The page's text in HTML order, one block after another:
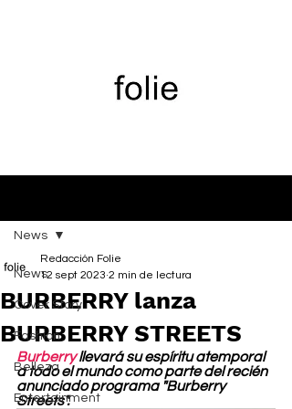
News
Cover Story
Fashion
Belleza
Entertainment
News
BURBERRY lanza
BURBERRY STREETS
Redacción Folie
12 sept 2023 2 min de lectura
Burberry llevará su espíritu atemporal
a todo el mundo como parte del recién
anunciado programa "Burberry
Streets".